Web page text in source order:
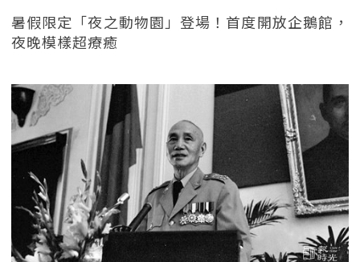
暑假限定「夜之動物園」登場！首度開放企鵝館，
夜晚模樣超療癒